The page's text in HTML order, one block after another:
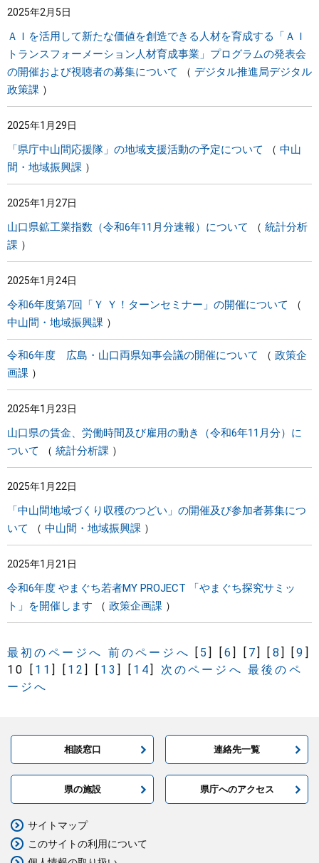
2025年2月5日
ＡＩを活用して新たな価値を創造できる人材を育成する「ＡＩ
トランスフォーメーション人材育成事業」プログラムの発表会
の開催および視聴者の募集について
デジタル推進局デジタル
政策課
2025年1月29日
「県庁中山間応援隊」の地域支援活動の予定について
中山
間・地域振興課
2025年1月27日
山口県鉱工業指数（令和6年11月分速報）について
統計分析
課
2025年1月24日
令和6年度第7回「Ｙ Ｙ！ターンセミナー」の開催について
中山間・地域振興課
令和6年度 広島・山口両県知事会議の開催について
政策企
画課
2025年1月23日
山口県の賃金、労働時間及び雇用の動き（令和6年11月分）に
ついて
統計分析課
2025年1月22日
「中山間地域づくり収穫のつどい」の開催及び参加者募集につ
いて
中山間・地域振興課
2025年1月21日
令和6年度 やまぐち若者MY PROJECT 「やまぐち探究サミッ
ト」を開催します
政策企画課
最初のページへ 前のページへ [ 5] [6] [ 7] [ 8] [9 ]
10
[ 11] [ 12] [ 13] [ 14] 次のページへ 最後のペ
ージへ
相談窓口 連絡先一覧
県の施設 県庁へのアクセス
サイトマップ
このサイトの利用について